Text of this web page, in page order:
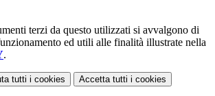
terzi da questo utilizzati si avvalgono di
ed utili alle finalità illustrate nella
.
tutti i cookies Accetta tutti i cookies